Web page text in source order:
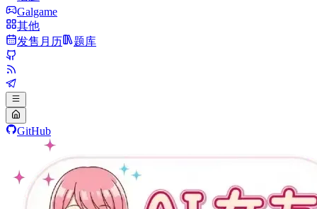
Galgame
其他
发售月历
题库
GitHub